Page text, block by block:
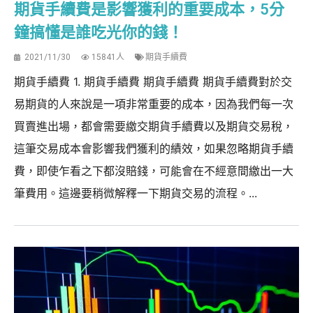
期貨手續費是影響獲利的重要成本，5分
鐘搞懂是誰吃光你的錢！
2021/11/30 15841人 期貨手續費
期貨手續費 1. 期貨手續費 期貨手續費 期貨手續費對於交
易期貨的人來說是一項非常重要的成本，因為我們每一次
買賣進出場，都會需要繳交期貨手續費以及期貨交易稅，
這筆交易成本會影響我們獲利的績效，如果忽略期貨手續
費，即使乍看之下都沒賠錢，可能會在不經意間繳出一大
筆費用。這邊要稍微解釋一下期貨交易的流程。...